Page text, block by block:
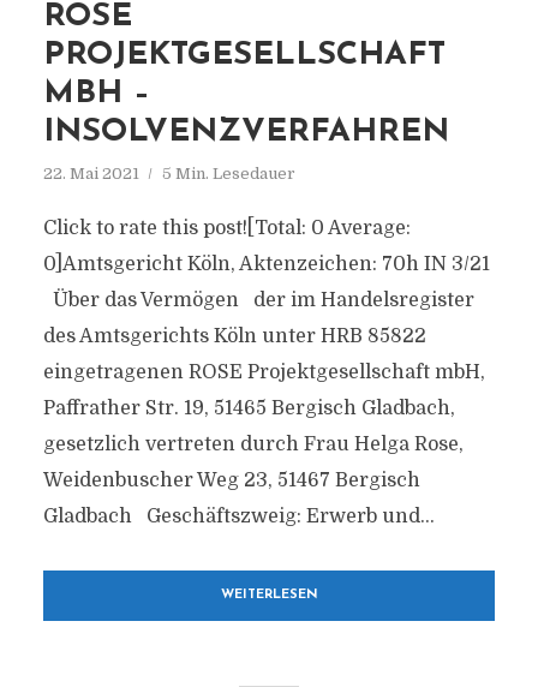
ROSE
PROJEKTGESELLSCHAFT
MBH –
INSOLVENZVERFAHREN
22. Mai 2021 5 Min. Lesedauer
Click to rate this post![Total: 0 Average:
0]Amtsgericht Köln, Aktenzeichen: 70h IN 3/21
Über das Vermögen der im Handelsregister
des Amtsgerichts Köln unter HRB 85822
eingetragenen ROSE Projektgesellschaft mbH,
Paffrather Str. 19, 51465 Bergisch Gladbach,
gesetzlich vertreten durch Frau Helga Rose,
Weidenbuscher Weg 23, 51467 Bergisch
Gladbach Geschäftszweig: Erwerb und...
WEITERLESEN